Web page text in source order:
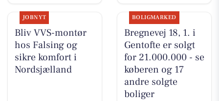
JOBNYT
Bliv VVS-montør
hos Falsing og
sikre komfort i
Nordsjælland
BOLIGMARKED
Bregnevej 18, 1. i
Gentofte er solgt
for 21.000.000 - se
køberen og 17
andre solgte
boliger